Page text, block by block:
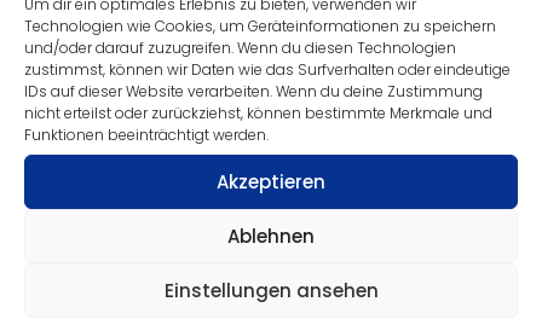
Um dir ein optimales Erlebnis zu bieten, verwenden wir
Technologien wie Cookies, um Geräteinformationen zu speichern
und/oder darauf zuzugreifen. Wenn du diesen Technologien
zustimmst, können wir Daten wie das Surfverhalten oder eindeutige
IDs auf dieser Website verarbeiten. Wenn du deine Zustimmung
nicht erteilst oder zurückziehst, können bestimmte Merkmale und
Funktionen beeinträchtigt werden.
Akzeptieren
Ablehnen
Einstellungen ansehen
Tischtennisspielen gelernt und lieben
gelernt.
Danach wechselte er zum TSV 1906
Taltitz, wo er bis heute als aktuelle
Nummer Eins in der Mannschaft in der
Vogtlandklasse spielt. In Tirpersdorf sieht
er die Chance, seine Entwicklung noch
weiter voranzutreiben. Die zweite
und Team 1 in der 1. Bezirksklasse. Wir